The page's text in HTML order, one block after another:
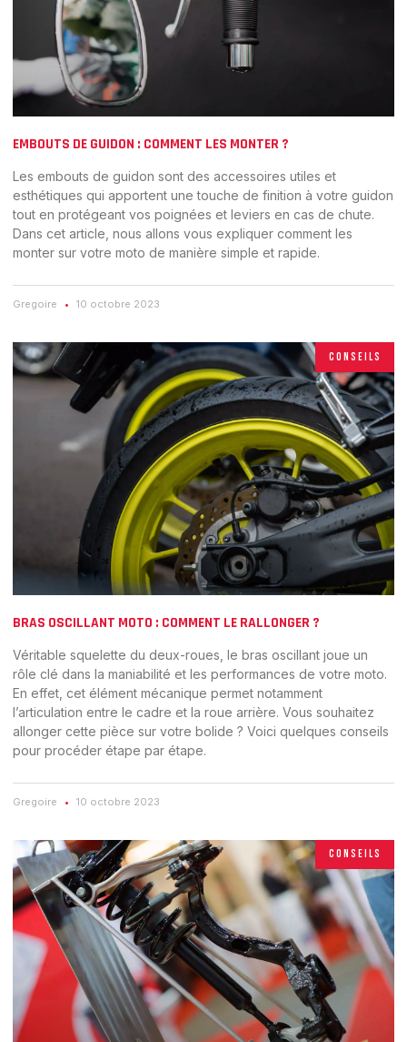
EMBOUTS DE GUIDON : COMMENT LES MONTER ?
Les embouts de guidon sont des accessoires utiles et
esthétiques qui apportent une touche de finition à votre guidon
tout en protégeant vos poignées et leviers en cas de chute.
Dans cet article, nous allons vous expliquer comment les
monter sur votre moto de manière simple et rapide.
Gregoire 10 octobre 2023
CONSEILS
BRAS OSCILLANT MOTO : COMMENT LE RALLONGER ?
Véritable squelette du deux-roues, le bras oscillant joue un
rôle clé dans la maniabilité et les performances de votre moto.
En effet, cet élément mécanique permet notamment
l’articulation entre le cadre et la roue arrière. Vous souhaitez
allonger cette pièce sur votre bolide ? Voici quelques conseils
pour procéder étape par étape.
Gregoire 10 octobre 2023
CONSEILS